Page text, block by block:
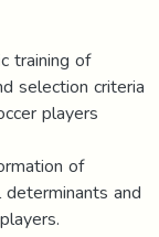
training of
selection criteria
players
of
and